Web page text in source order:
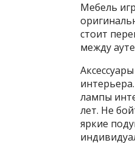
Мебель
стоит
между
лампы
лет. Не
яркие